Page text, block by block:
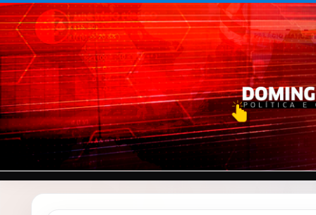
Pular para o conteúdo